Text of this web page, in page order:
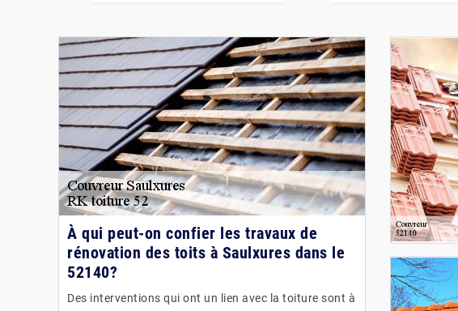
À qui peut-on confier les travaux de
rénovation des toits à Saulxures dans le
52140?
Des interventions qui ont un lien avec la toiture sont à